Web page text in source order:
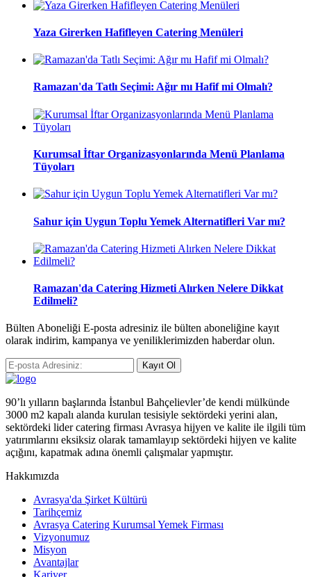
Yaza Girerken Hafifleyen Catering Menüleri
Ramazan'da Tatlı Seçimi: Ağır mı Hafif mi Olmalı?
Kurumsal İftar Organizasyonlarında Menü Planlama
Tüyoları
Sahur için Uygun Toplu Yemek Alternatifleri Var mı?
Ramazan'da Catering Hizmeti Alırken Nelere Dikkat
Edilmeli?
Bülten Aboneliği E-posta adresiniz ile bülten aboneliğine kayıt
olarak indirim, kampanya ve yeniliklerimizden haberdar olun.
Kayıt Ol
90’lı yılların başlarında İstanbul Bahçelievler’de kendi mülkünde
3000 m2 kapalı alanda kurulan tesisiyle sektördeki yerini alan,
sektördeki lider catering firması Avrasya hijyen ve kalite ile ilgili tüm
yatırımlarını eksiksiz olarak tamamlayıp sektördeki hijyen ve kalite
açığını, kapatmak adına önemli çalışmalar yapmıştır.
Hakkımızda
Avrasya'da Şirket Kültürü
Tarihçemiz
Avrasya Catering Kurumsal Yemek Firması
Vizyonumuz
Misyon
Avantajlar